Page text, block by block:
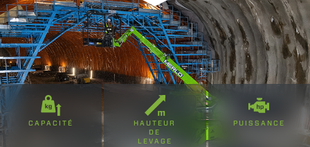
CAPACITÉ
HAUTEUR
DE
LEVAGE
PUISSANCE